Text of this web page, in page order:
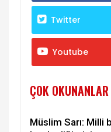
Twitter
Youtube
ÇOK OKUNANLAR
Müslim Sarı: Milli